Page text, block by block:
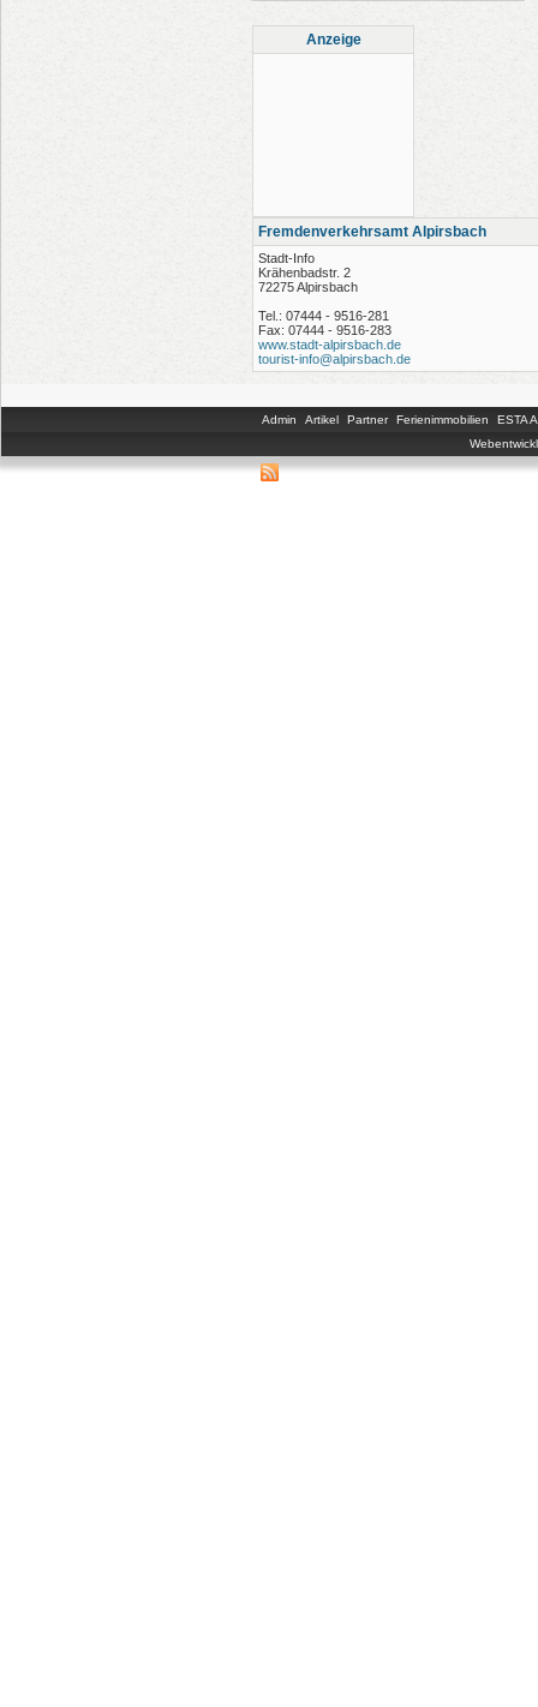
Anzeige
Fremdenverkehrsamt Alpirsbach
Stadt-Info
Krähenbadstr. 2
72275 Alpirsbach
Tel.: 07444 - 9516-281
Fax: 07444 - 9516-283
www.stadt-alpirsbach.de
tourist-info@alpirsbach.de
Admin Artikel Partner Ferienimmobilien
ESTA